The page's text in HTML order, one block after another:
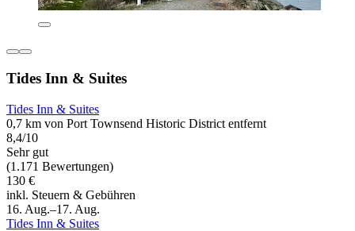
Tides Inn & Suites
Tides Inn & Suites
0,7 km von Port Townsend Historic District entfernt
8,4/10
Sehr gut
(1.171 Bewertungen)
130 €
inkl. Steuern & Gebühren
16. Aug.–17. Aug.
Tides Inn & Suites